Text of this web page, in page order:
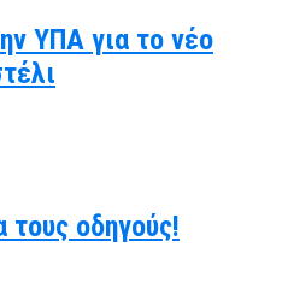
ΥΠΑ για το νέο
τους οδηγούς!